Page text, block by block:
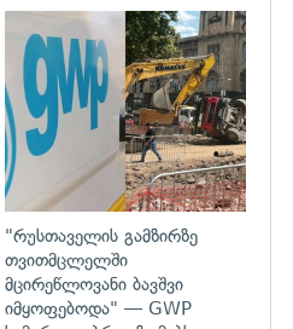
გადახედვა
"რუსთაველის გამზირზე
თვითმცლელში
მცირეწლოვანი ბავშვი
იმყოფებოდა" — GWP